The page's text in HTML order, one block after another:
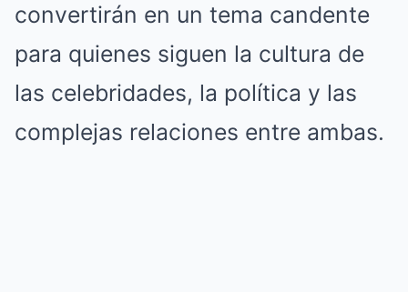
convertirán en un tema candente
para quienes siguen la cultura de
las celebridades, la política y las
complejas relaciones entre ambas.